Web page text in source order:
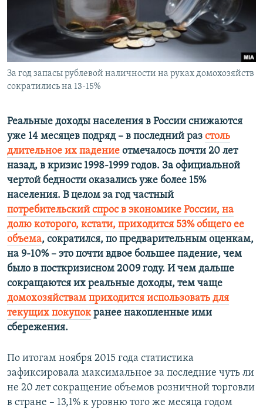
ПОБЕДИТЕЛЕЙ НЕ СУДЯТ?
КРЫМ.НЕПОКОРЕННЫЙ
ELIFBE
УКРАИНСКАЯ ПРОБЛЕМА КРЫМА
ПРИСОЕДИНЯЙТЕСЬ!
Все сайты RFE/RL
За год запасы рублевой наличности на руках домохозяйств
сократились на 13-15%
Реальные доходы населения в России снижаются
уже 14 месяцев подряд – в последний раз столь
длительное их падение отмечалось почти 20 лет
назад, в кризис 1998-1999 годов. За официальной
чертой бедности оказались уже более 15%
населения. В целом за год частный
потребительский спрос в экономике России, на
долю которого, кстати, приходится 53% общего ее
объема, сократился, по предварительным оценкам,
на 9-10% – это почти вдвое большее падение, чем
было в посткризисном 2009 году. И чем дальше
сокращаются их реальные доходы, тем чаще
домохозяйствам приходится использовать для
текущих покупокранее накопленные ими
сбережения.
По итогам ноября 2015 года статистика
зафиксировала максимальное за последние чуть ли
не 20 лет сокращение объемов розничной торговли
в стране – 13,1% к уровню того же месяца годом